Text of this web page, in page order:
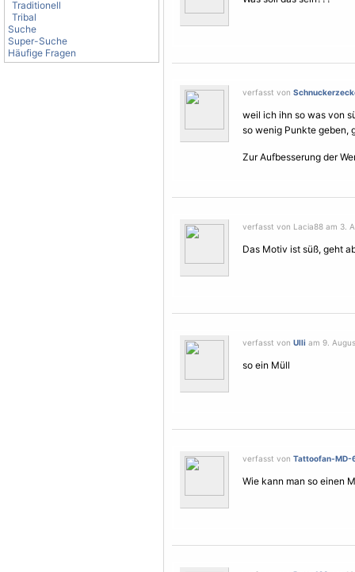
Traditionell
Tribal
Suche
Super-Suche
Häufige Fragen
verfasst von
weil ich ihn so was von
so wenig Punkte geben,
Zur Aufbesserung der
verfasst von Lacia88 am 3.
Das Motiv ist süß, geht
verfasst von Ulli am 9.
so ein Müll
verfasst von Tattoofan-MD-
Wie kann man so einen